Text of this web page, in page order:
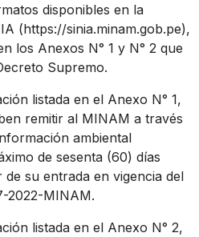
disponibles en la
(https://sinia.minam.gob.pe),
los Anexos N° 1 y N° 2 que
Supremo.
listada en el Anexo N° 1,
remitir al MINAM a través
ambiental
de sesenta (60) días
su entrada en vigencia del
2022-MINAM.
listada en el Anexo N° 2,